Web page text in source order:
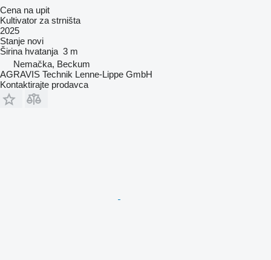
Cena na upit
Kultivator za strništa
2025
Stanje novi
Širina hvatanja 3 m
Nemačka, Beckum
AGRAVIS Technik Lenne-Lippe GmbH
Kontaktirajte prodavca